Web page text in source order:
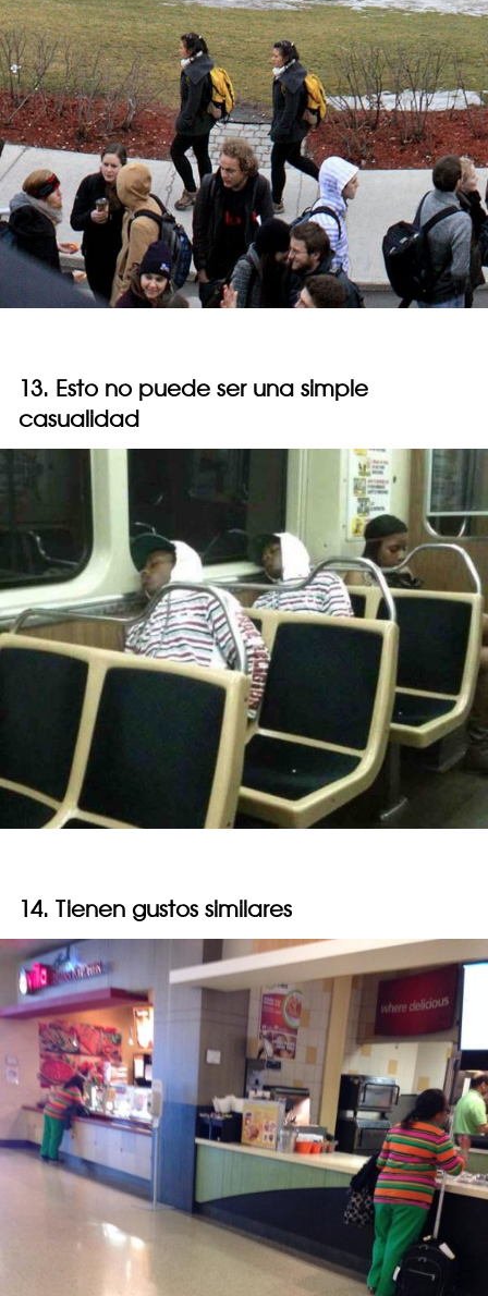
13. Esto no puede ser una simple
casualidad
14. Tienen gustos similares